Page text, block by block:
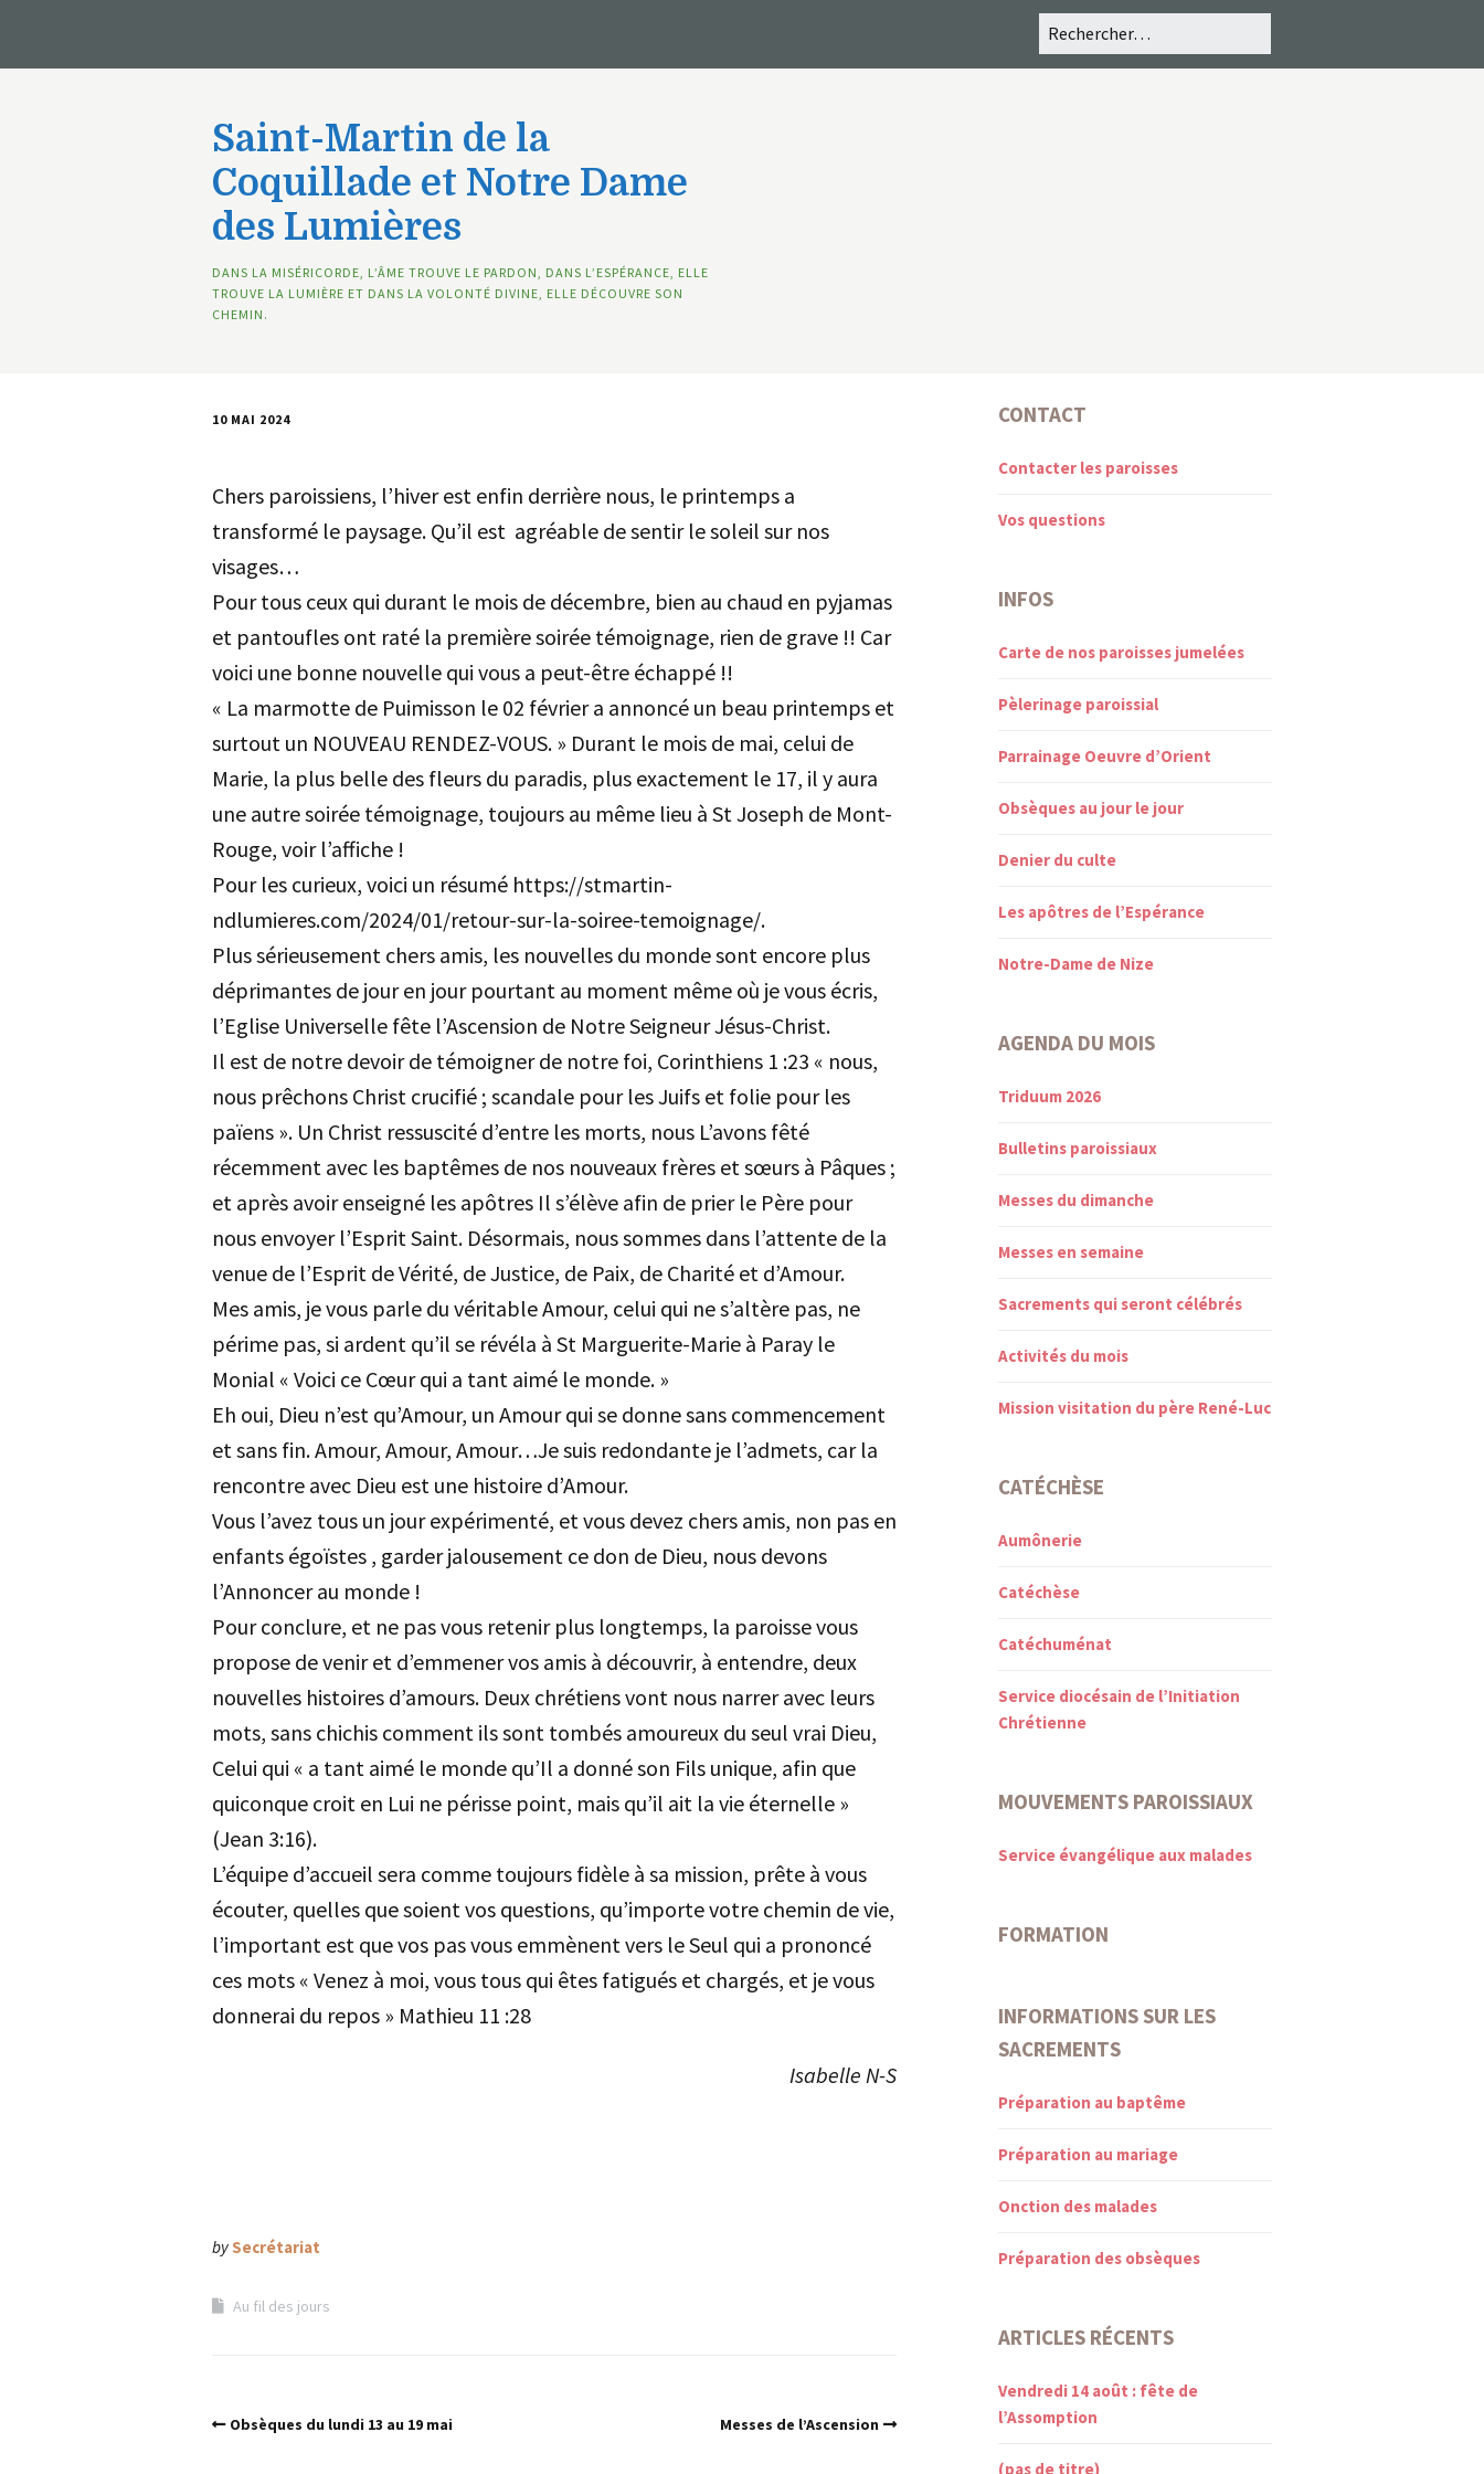
Saint-Martin de la
Coquillade et Notre Dame
des Lumières
DANS LA MISÉRICORDE, L’ÂME TROUVE LE PARDON, DANS L’ESPÉRANCE, ELLE
TROUVE LA LUMIÈRE ET DANS LA VOLONTÉ DIVINE, ELLE DÉCOUVRE SON
CHEMIN.
10 MAI 2024
Chers paroissiens, l’hiver est enfin derrière nous, le printemps a
transformé le paysage. Qu’il est agréable de sentir le soleil sur nos
visages…
Pour tous ceux qui durant le mois de décembre, bien au chaud en pyjamas
et pantoufles ont raté la première soirée témoignage, rien de grave !! Car
voici une bonne nouvelle qui vous a peut-être échappé !!
« La marmotte de Puimisson le 02 février a annoncé un beau printemps et
surtout un NOUVEAU RENDEZ-VOUS. » Durant le mois de mai, celui de
Marie, la plus belle des fleurs du paradis, plus exactement le 17, il y aura
une autre soirée témoignage, toujours au même lieu à St Joseph de Mont-
Rouge, voir l’affiche !
Pour les curieux, voici un résumé https://stmartin-
ndlumieres.com/2024/01/retour-sur-la-soiree-temoignage/.
Plus sérieusement chers amis, les nouvelles du monde sont encore plus
déprimantes de jour en jour pourtant au moment même où je vous écris,
l’Eglise Universelle fête l’Ascension de Notre Seigneur Jésus-Christ.
Il est de notre devoir de témoigner de notre foi, Corinthiens 1 :23 « nous,
nous prêchons Christ crucifié ; scandale pour les Juifs et folie pour les
païens ». Un Christ ressuscité d’entre les morts, nous L’avons fêté
récemment avec les baptêmes de nos nouveaux frères et sœurs à Pâques ;
et après avoir enseigné les apôtres Il s’élève afin de prier le Père pour
nous envoyer l’Esprit Saint. Désormais, nous sommes dans l’attente de la
venue de l’Esprit de Vérité, de Justice, de Paix, de Charité et d’Amour.
Mes amis, je vous parle du véritable Amour, celui qui ne s’altère pas, ne
périme pas, si ardent qu’il se révéla à St Marguerite-Marie à Paray le
Monial « Voici ce Cœur qui a tant aimé le monde. »
Eh oui, Dieu n’est qu’Amour, un Amour qui se donne sans commencement
et sans fin. Amour, Amour, Amour…Je suis redondante je l’admets, car la
rencontre avec Dieu est une histoire d’Amour.
Vous l’avez tous un jour expérimenté, et vous devez chers amis, non pas en
enfants égoïstes , garder jalousement ce don de Dieu, nous devons
l’Annoncer au monde !
Pour conclure, et ne pas vous retenir plus longtemps, la paroisse vous
propose de venir et d’emmener vos amis à découvrir, à entendre, deux
nouvelles histoires d’amours. Deux chrétiens vont nous narrer avec leurs
mots, sans chichis comment ils sont tombés amoureux du seul vrai Dieu,
Celui qui « a tant aimé le monde qu’Il a donné son Fils unique, afin que
quiconque croit en Lui ne périsse point, mais qu’il ait la vie éternelle »
(Jean 3:16).
L’équipe d’accueil sera comme toujours fidèle à sa mission, prête à vous
écouter, quelles que soient vos questions, qu’importe votre chemin de vie,
l’important est que vos pas vous emmènent vers le Seul qui a prononcé
ces mots « Venez à moi, vous tous qui êtes fatigués et chargés, et je vous
donnerai du repos » Mathieu 11 :28
Isabelle N-S
bySecrétariat
Au fil des jours
Obsèques du lundi 13 au 19 mai Messes de l’Ascension
CONTACT
Contacter les paroisses
Vos questions
INFOS
Carte de nos paroisses jumelées
Pèlerinage paroissial
Parrainage Oeuvre d’Orient
Obsèques au jour le jour
Denier du culte
Les apôtres de l’Espérance
Notre-Dame de Nize
AGENDA DU MOIS
Triduum 2026
Bulletins paroissiaux
Messes du dimanche
Messes en semaine
Sacrements qui seront célébrés
Activités du mois
Mission visitation du père René-Luc
CATÉCHÈSE
Aumônerie
Catéchèse
Catéchuménat
Service diocésain de l’Initiation
Chrétienne
MOUVEMENTS PAROISSIAUX
Service évangélique aux malades
FORMATION
INFORMATIONS SUR LES
SACREMENTS
Préparation au baptême
Préparation au mariage
Onction des malades
Préparation des obsèques
ARTICLES RÉCENTS
Vendredi 14 août : fête de
l’Assomption
(pas de titre)